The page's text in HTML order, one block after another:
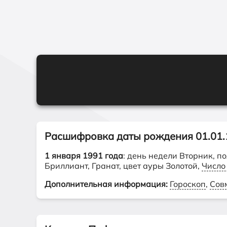
Расшифровка даты рождения
1 января 1991 года: день недели Вторник,
Бриллиант, Гранат, цвет ауры Золотой,
Дополнительная информация: Гороскоп,